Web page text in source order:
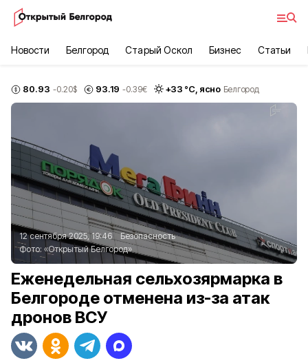
Новости Белгород Старый Оскол Бизнес Статьи
80.93 -0.20$ 93.19 -0.39€ +33 °С, ясно Белгород
12 сентября 2025, 19:46
Безопасность
Фото: «Открытый Белгород»
Еженедельная сельхозярмарка в
Белгороде отменена из-за атак
дронов ВСУ